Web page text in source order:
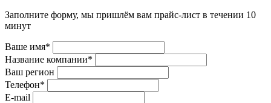
Заполните форму, мы пришлём вам прайс-лист в течении 10
минут
Ваше имя*
Название компании*
Ваш регион
Телефон*
E-mail